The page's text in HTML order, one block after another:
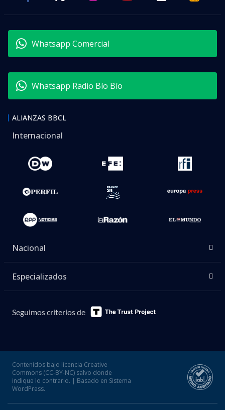
Whatsapp Comercial
Whatsapp Radio Bío Bío
ALIANZAS BBCL
Internacional
Nacional
Especializados
Seguimos criterios de
Contenidos bajo licencia Creative
Commons (CC-BY-NC) salvo donde
indique lo contrario. | Basado en Sistema
WordPress.